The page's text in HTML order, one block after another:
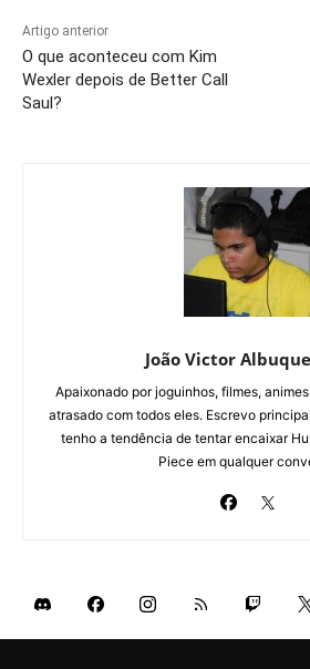
Artigo anterior
O que aconteceu com Kim
Wexler depois de Better Call
Saul?
João Victor
Apaixonado por joguinhos, filmes,
atrasado com todos eles. Escrevo
tenho a tendência de tentar encaixar
Piece em qualquer